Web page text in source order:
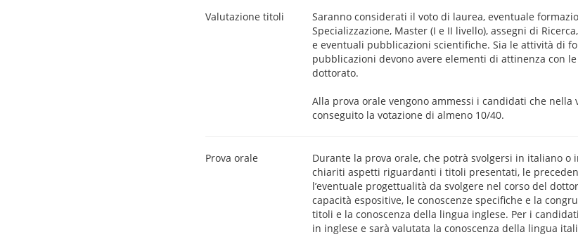
Valutazione titoli
Saranno considerati il voto di laurea, eventuale
Specializzazione, Master (I e II livello), assegni di
e eventuali pubblicazioni scientifiche. Sia le attività di
pubblicazioni devono avere elementi di attinenza con
dottorato.
Alla prova orale vengono ammessi i candidati che
conseguito la votazione di almeno 10/40.
Prova orale
Durante la prova orale, che potrà svolgersi in italiano o
chiariti aspetti riguardanti i titoli presentati, le
l’eventuale progettualità da svolgere nel corso del
capacità espositive, le conoscenze specifiche e la
titoli e la conoscenza della lingua inglese. Per i
in inglese e sarà valutata la conoscenza della lingua